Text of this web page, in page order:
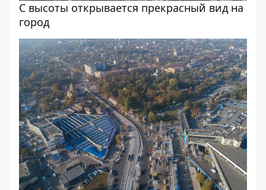
С высоты открывается прекрасный вид на
город